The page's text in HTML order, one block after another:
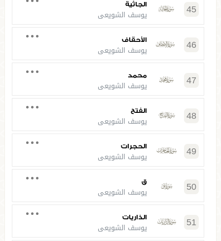
45 الجاثية
يوسف الشويعي
46 الأحقاف
يوسف الشويعي
47 محمد
يوسف الشويعي
48 الفتح
يوسف الشويعي
49 الحجرات
يوسف الشويعي
50 ق
يوسف الشويعي
51 الذاريات
يوسف الشويعي